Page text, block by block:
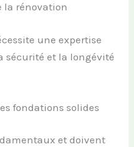
la rénovation
une expertise
sécurité et la longévité
fondations solides
et doivent